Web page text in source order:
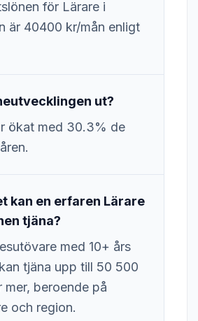
för Lärare i
är 40400 kr/mån enligt
ut?
ökat med 30.3% de
kan en erfaren Lärare
tjäna?
med 10+ års
tjäna upp till 50 500
mer, beroende på
och region.